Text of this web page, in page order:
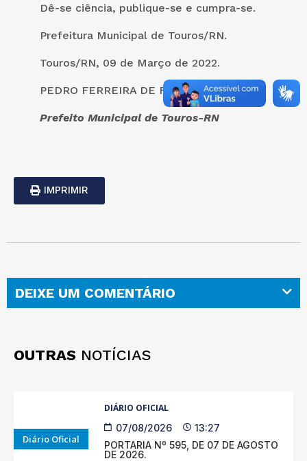
Dê-se ciência, publique-se e cumpra-se.
Prefeitura Municipal de Touros/RN.
Touros/RN, 09 de Março de 2022.
PEDRO FERREIRA DE FARIAS FILHO
Prefeito Municipal de Touros-RN
IMPRIMIR
DEIXE UM COMENTÁRIO
OUTRAS NOTÍCIAS
Diário Oficial
DIÁRIO OFICIAL
07/08/2026
13:27
PORTARIA Nº 595, DE 07 DE AGOSTO
DE 2026.